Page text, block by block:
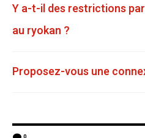
Y a-t-il des restrictions
au ryokan ?
Proposez-vous une